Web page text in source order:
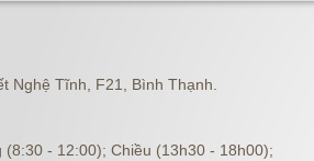
Nghệ Tĩnh, F21, Bình Thạnh.
- 12:00); Chiều (13h30 - 18h00);